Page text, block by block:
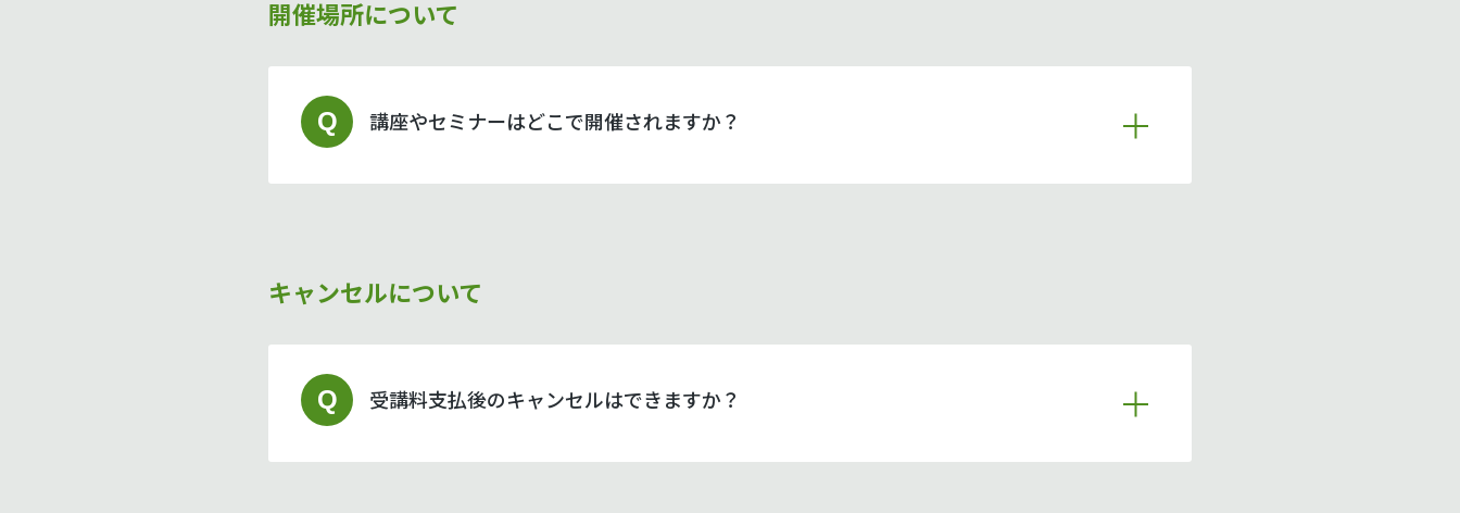
開催場所について
Q 講座やセミナーはどこで開催されますか？
キャンセルについて
Q 受講料支払後のキャンセルはできますか？